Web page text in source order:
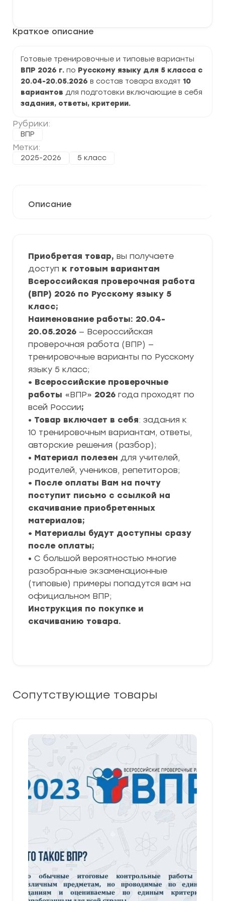
Краткое описание
Готовые тренировочные и типовые варианты
ВПР 2026 г. по Русскому языку для 5 класса с
20.04-20.05.2026 в состав товара входят 10
вариантов для подготовки включающие в себя
задания, ответы, критерии.
Рубрики:
ВПР
Метки:
2025-2026 5 класс
Русскому
класс
задания
и
ответы
Описание
Приобретая товар, вы получаете
доступ к готовым вариантам
Всероссийская проверочная работа
(ВПР) 2026 по Русскому языку 5
класс;
Наименование работы: 20.04-
20.05.2026 — Всероссийская
проверочная работа (ВПР) —
тренировочные варианты по Русскому
языку 5 класс;
• Всероссийские проверочные
работы «ВПР» 2026 года проходят по
всей России;
• Товар включает в себя: задания к
10 тренировочным вариантам, ответы,
авторские решения (разбор);
• Материал полезен для учителей,
родителей, учеников, репетиторов;
• После оплаты Вам на почту
поступит письмо с ссылкой на
скачивание приобретенных
материалов;
• Материалы будут доступны сразу
после оплаты;
• С большой вероятностью многие
разобранные экзаменационные
(типовые) примеры попадутся вам на
официальном ВПР;
Инструкция по покупке и
скачиванию товара.
Сопутствующие товары